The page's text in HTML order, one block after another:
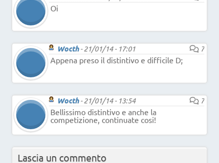
Oi
Wocth-21/01/14 - 17:01
7
Appena preso il distintivo e difficile D;
Wocth-21/01/14 - 13:54
7
Bellissimo distintivo e anche la
competizione, continuate cosi!
Lascia un commento